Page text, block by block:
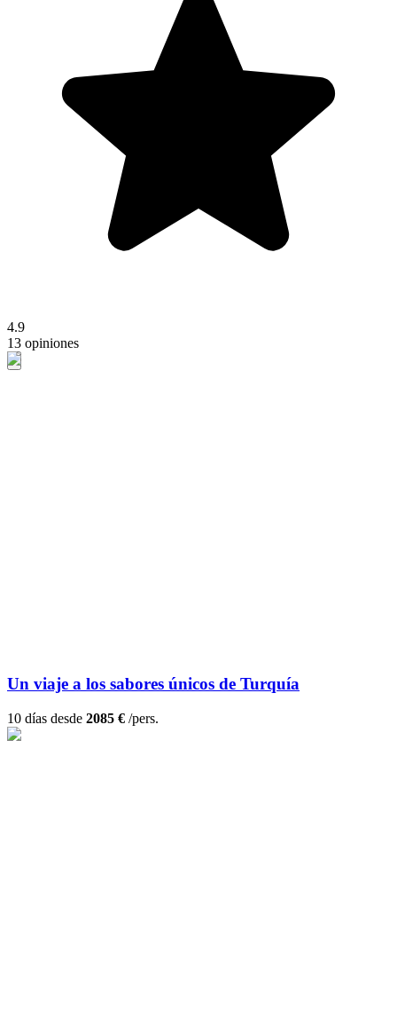
4.9
13 opiniones
Un viaje a los sabores únicos de Turquía
10 días desde 2085 € /pers.